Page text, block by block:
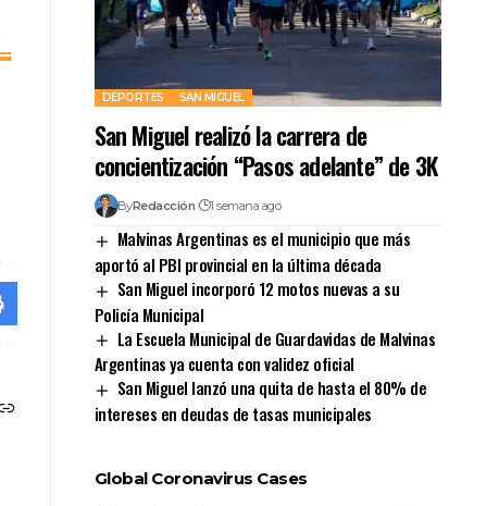
DEPORTES SAN MIGUEL
San Miguel realizó la carrera de
concientización “Pasos adelante” de 3K
ByRedacción 1 semana ago
Malvinas Argentinas es el municipio que más
aportó al PBI provincial en la última década
San Miguel incorporó 12 motos nuevas a su
Policía Municipal
La Escuela Municipal de Guardavidas de Malvinas
Argentinas ya cuenta con validez oficial
San Miguel lanzó una quita de hasta el 80% de
intereses en deudas de tasas municipales
Global Coronavirus Cases